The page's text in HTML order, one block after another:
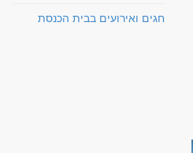
חגים ואירועים בבית הכנסת